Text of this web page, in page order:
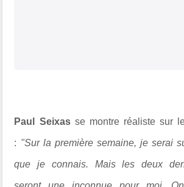
Paul Seixasse montre réaliste sur
: "Sur la première semaine, je serai
que je connais. Mais les deux